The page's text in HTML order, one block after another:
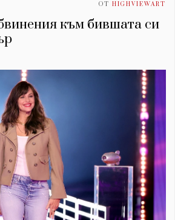
ОТ HIGHVIEWART
към бившата си